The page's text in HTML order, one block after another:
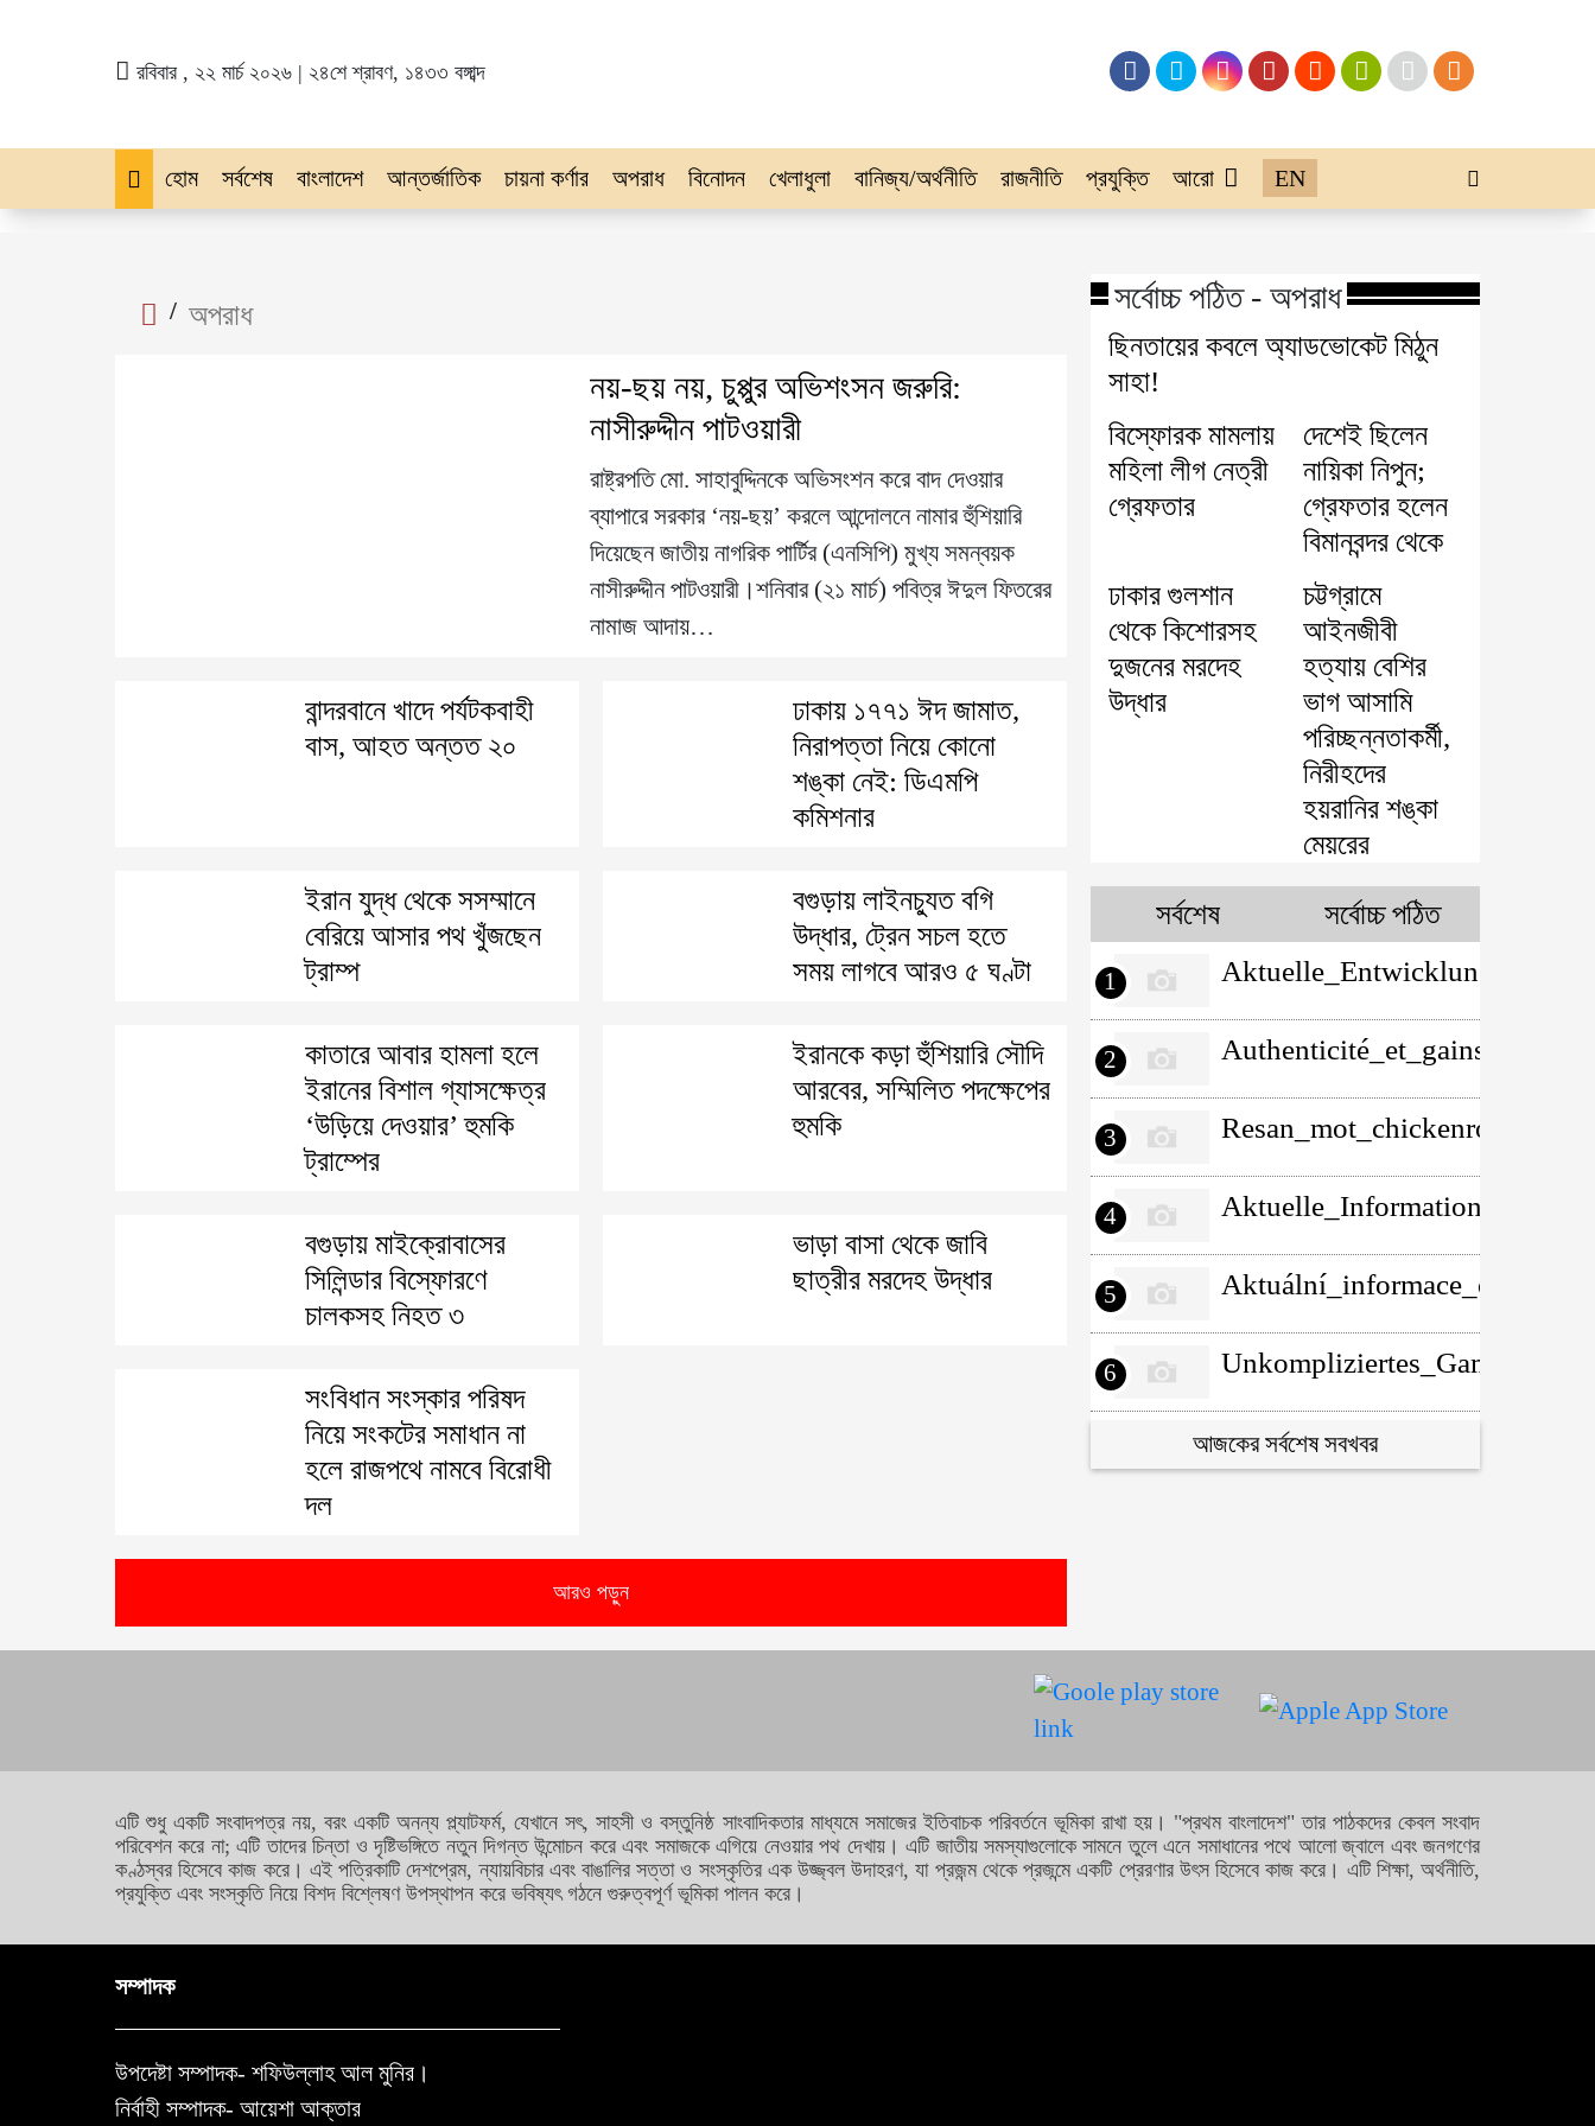
রবিবার , ২২ মার্চ ২০২৬ | ২৪শে শ্রাবণ, ১৪৩৩ বঙ্গাব্দ
হোম সর্বশেষ বাংলাদেশ আন্তর্জাতিক চায়না কর্ণার অপরাধ বিনোদন খেলাধুলা বানিজ্য/অর্থনীতি রাজনীতি প্রযুক্তি আরো EN
/ অপরাধ
নয়-ছয় নয়, চুপ্পুর অভিশংসন জরুরি:
নাসীরুদ্দীন পাটওয়ারী
রাষ্ট্রপতি মো. সাহাবুদ্দিনকে অভিসংশন করে বাদ দেওয়ার
ব্যাপারে সরকার ‘নয়-ছয়’ করলে আন্দোলনে নামার হুঁশিয়ারি
দিয়েছেন জাতীয় নাগরিক পার্টির (এনসিপি) মুখ্য সমন্বয়ক
নাসীরুদ্দীন পাটওয়ারী।শনিবার (২১ মার্চ) পবিত্র ঈদুল ফিতরের
নামাজ আদায়…
বান্দরবানে খাদে পর্যটকবাহী
বাস, আহত অন্তত ২০
ঢাকায় ১৭৭১ ঈদ জামাত,
নিরাপত্তা নিয়ে কোনো
শঙ্কা নেই: ডিএমপি
কমিশনার
ইরান যুদ্ধ থেকে সসম্মানে
বেরিয়ে আসার পথ খুঁজছেন
ট্রাম্প
বগুড়ায় লাইনচ্যুত বগি
উদ্ধার, ট্রেন সচল হতে
সময় লাগবে আরও ৫ ঘণ্টা
কাতারে আবার হামলা হলে
ইরানের বিশাল গ্যাসক্ষেত্র
‘উড়িয়ে দেওয়ার’ হুমকি
ট্রাম্পের
ইরানকে কড়া হুঁশিয়ারি সৌদি
আরবের, সম্মিলিত পদক্ষেপের
হুমকি
বগুড়ায় মাইক্রোবাসের
সিলিন্ডার বিস্ফোরণে
চালকসহ নিহত ৩
ভাড়া বাসা থেকে জাবি
ছাত্রীর মরদেহ উদ্ধার
সংবিধান সংস্কার পরিষদ
নিয়ে সংকটের সমাধান না
হলে রাজপথে নামবে বিরোধী
দল
আরও পড়ুন
সর্বোচ্চ পঠিত - অপরাধ
ছিনতায়ের কবলে অ্যাডভোকেট মিঠুন
সাহা!
বিস্ফোরক মামলায়
মহিলা লীগ নেত্রী
গ্রেফতার
দেশেই ছিলেন
নায়িকা নিপুন;
গ্রেফতার হলেন
বিমানবন্দর থেকে
ঢাকার গুলশান
থেকে কিশোরসহ
দুজনের মরদেহ
উদ্ধার
চট্টগ্রামে
আইনজীবী
হত্যায় বেশির
ভাগ আসামি
পরিচ্ছন্নতাকর্মী,
নিরীহদের
হয়রানির শঙ্কা
মেয়রের
সর্বশেষ সর্বোচ্চ পঠিত
1
2
3
4
5
6
10
সিগারেট কোম্পানি বাড়ালো
সকল সিগারেটের দাম!
2
ছিনতায়ের কবলে
আজকের সর্বশেষ সবখবর
এটি শুধু একটি সংবাদপত্র নয়, বরং একটি অনন্য প্ল্যাটফর্ম, যেখানে সৎ, সাহসী ও বস্তুনিষ্ঠ সাংবাদিকতার মাধ্যমে সমাজের ইতিবাচক পরিবর্তনে ভূমিকা রাখা হয়। "প্রথম বাংলাদেশ" তার পাঠকদের কেবল সংবাদ
পরিবেশন করে না; এটি তাদের চিন্তা ও দৃষ্টিভঙ্গিতে নতুন দিগন্ত উন্মোচন করে এবং সমাজকে এগিয়ে নেওয়ার পথ দেখায়। এটি জাতীয় সমস্যাগুলোকে সামনে তুলে এনে সমাধানের পথে আলো জ্বালে এবং জনগণের
কণ্ঠস্বর হিসেবে কাজ করে। এই পত্রিকাটি দেশপ্রেম, ন্যায়বিচার এবং বাঙালির সত্তা ও সংস্কৃতির এক উজ্জ্বল উদাহরণ, যা প্রজন্ম থেকে প্রজন্মে একটি প্রেরণার উৎস হিসেবে কাজ করে। এটি শিক্ষা, অর্থনীতি,
প্রযুক্তি এবং সংস্কৃতি নিয়ে বিশদ বিশ্লেষণ উপস্থাপন করে ভবিষ্যৎ গঠনে গুরুত্বপূর্ণ ভূমিকা পালন করে।
সম্পাদক
উপদেষ্টা সম্পাদক- শফিউল্লাহ আল মুনির।
নির্বাহী সম্পাদক- আয়েশা আক্তার